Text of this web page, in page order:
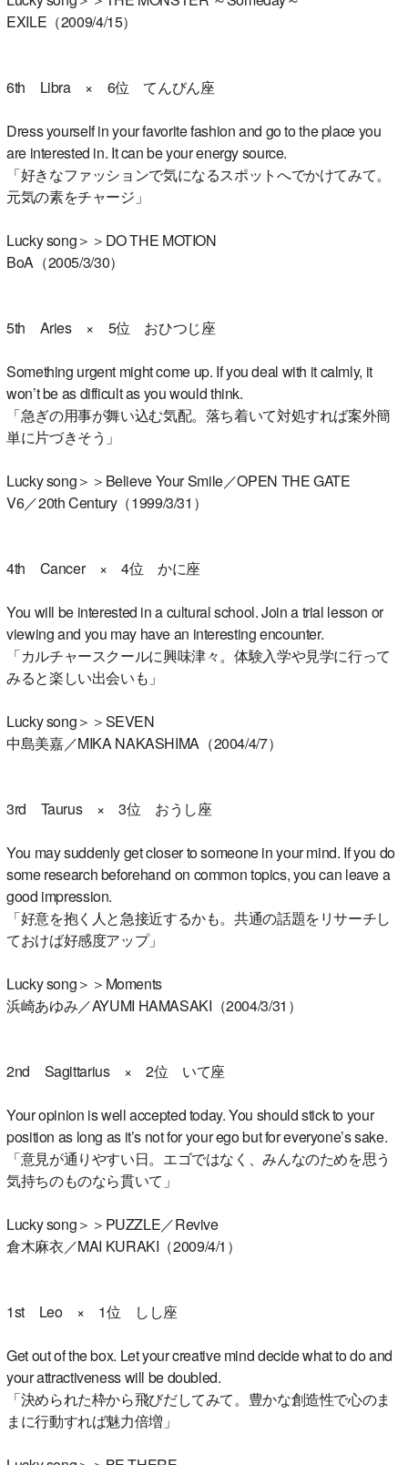
EXILE（2009/4/15）
6th Libra × 6位 てんびん座
Dress yourself in your favorite fashion and go to the place you
are interested in. It can be your energy source.
「好きなファッションで気になるスポットへでかけてみて。
元気の素をチャージ」
Lucky song＞＞DO THE MOTION
BoA（2005/3/30）
5th Aries × 5位 おひつじ座
Something urgent might come up. If you deal with it calmly, it
won’t be as difficult as you would think.
「急ぎの用事が舞い込む気配。落ち着いて対処すれば案外簡
単に片づきそう」
Lucky song＞＞Believe Your Smile／OPEN THE GATE
V6／20th Century（1999/3/31）
4th Cancer × 4位 かに座
You will be interested in a cultural school. Join a trial lesson or
viewing and you may have an interesting encounter.
「カルチャースクールに興味津々。体験入学や見学に行って
みると楽しい出会いも」
Lucky song＞＞SEVEN
中島美嘉／MIKA NAKASHIMA（2004/4/7）
3rd Taurus × 3位 おうし座
You may suddenly get closer to someone in your mind. If you do
some research beforehand on common topics, you can leave a
good impression.
「好意を抱く人と急接近するかも。共通の話題をリサーチし
ておけば好感度アップ」
Lucky song＞＞Moments
浜崎あゆみ／AYUMI HAMASAKI（2004/3/31）
2nd Sagittarius × 2位 いて座
Your opinion is well accepted today. You should stick to your
position as long as it’s not for your ego but for everyone’s sake.
「意見が通りやすい日。エゴではなく、みんなのためを思う
気持ちのものなら貫いて」
Lucky song＞＞PUZZLE／Revive
倉木麻衣／MAI KURAKI（2009/4/1）
1st Leo × 1位 しし座
Get out of the box. Let your creative mind decide what to do and
your attractiveness will be doubled.
「決められた枠から飛びだしてみて。豊かな創造性で心のま
まに行動すれば魅力倍増」